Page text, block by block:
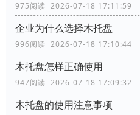
975阅读 2026-07-18 17:11:59
企业为什么选择木托盘
996阅读 2026-07-18 17:10:44
木托盘怎样正确使用
947阅读 2026-07-18 17:09:32
木托盘的使用注意事项